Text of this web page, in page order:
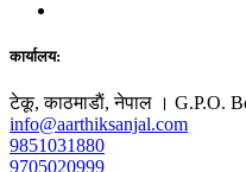
कार्यालय:
टेकू, काठमाडाैं, नेपाल । G.P.O.
info@aarthiksanjal.com
9851031880
9705020999